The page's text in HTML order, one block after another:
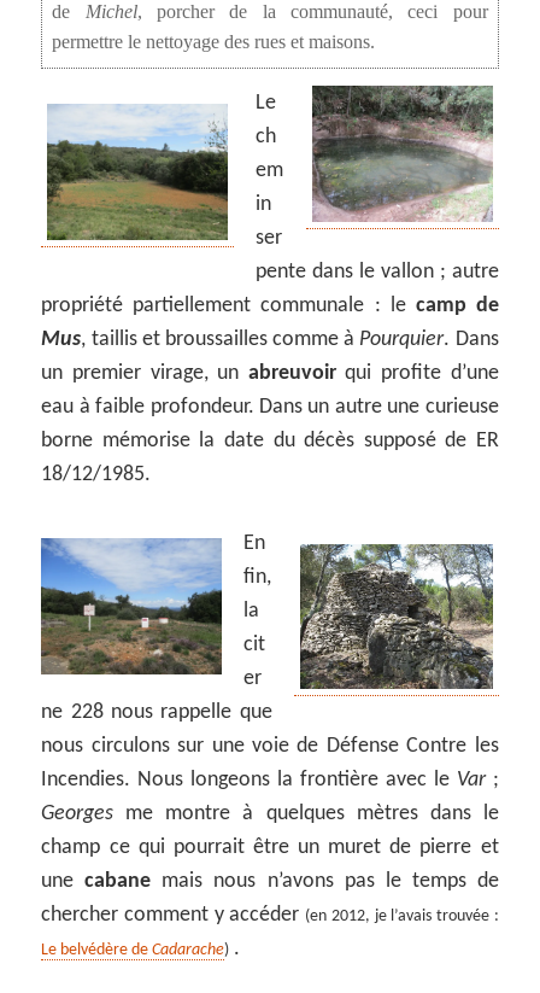
de Michel, porcher de la communauté, ceci pour
permettre le nettoyage des rues et maisons.
Le
ch
em
in
ser
pente dans le vallon ; autre
propriété partiellement communale : le camp de
Mus, taillis et broussailles comme à Pourquier. Dans
un premier virage, un abreuvoirqui profite d’une
eau à faible profondeur. Dans un autre une curieuse
borne mémorise la date du décès supposé de ER
18/12/1985.
En
fin,
la
cit
er
ne 228 nous rappelle que
nous circulons sur une voie de Défense Contre les
Incendies. Nous longeons la frontière avec le Var;
Georges me montre à quelques mètres dans le
champ ce qui pourrait être un muret de pierre et
unecabane mais nous n’avons pas le temps de
chercher comment y accéder (en 2012, je l’avais trouvée :
Le belvédère deCadarache) .